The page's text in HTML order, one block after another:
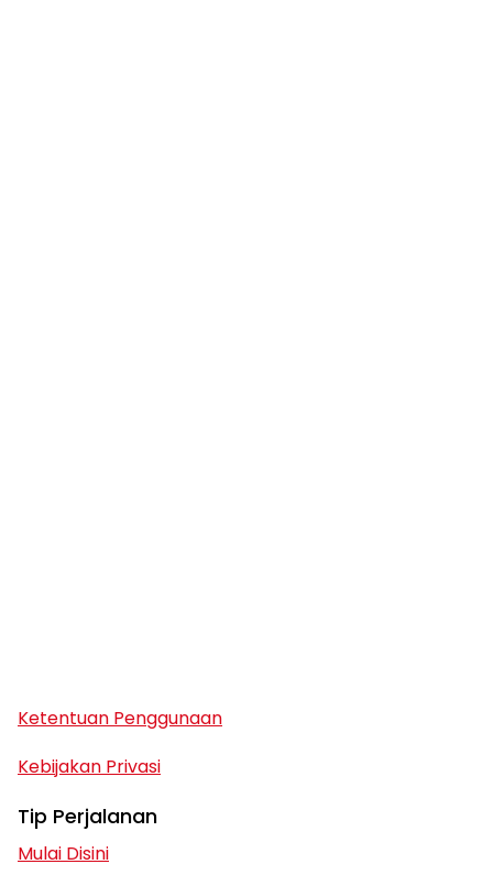
Ketentuan Penggunaan
Kebijakan Privasi
Tip Perjalanan
Mulai Disini